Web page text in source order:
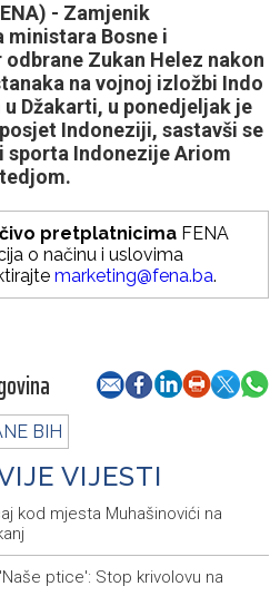
- Zamjenik
Bosne i
Zukan Helez nakon
na vojnoj izložbi Indo
u Džakarti, u ponedjeljak je
Indoneziji, sastavši se
Indonezije Ariom
pretplatnicima FENA
o načinu i uslovima
marketing@fena.ba.
BIH
VIJESTI
kod mjesta Muhašinovići na
ptice': Stop krivolovu na